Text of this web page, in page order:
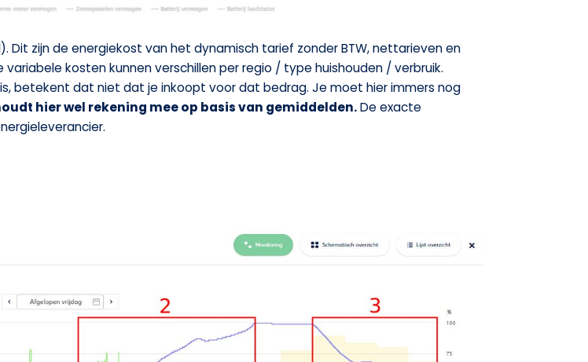
Dit zijn de energiekost van het dynamisch tarief zonder BTW, nettarieven en
kosten kunnen verschillen per regio / type huishouden / verbruik.
betekent dat niet dat je inkoopt voor dat bedrag. Je moet hier immers nog
hier wel rekening mee op basis van gemiddelden.De exacte